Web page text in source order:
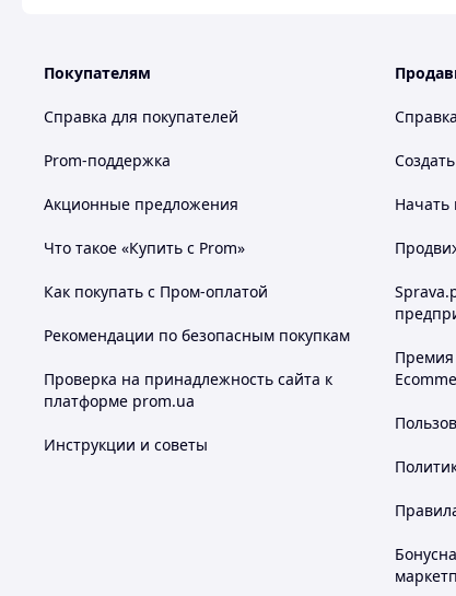
Покупателям
Справка для покупателей
Prom-поддержка
Акционные предложения
Что такое «Купить с Prom»
Как покупать с Пром-оплатой
Рекомендации по безопасным покупкам
Проверка на принадлежность сайта к
платформе prom.ua
Инструкции и советы
Начать
Премия